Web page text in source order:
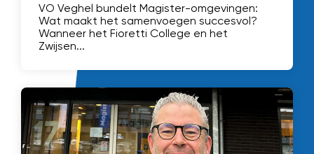
VO Veghel bundelt Magister-omgevingen:
Wat maakt het samenvoegen succesvol?
Wanneer het Fioretti College en het
Zwijsen...